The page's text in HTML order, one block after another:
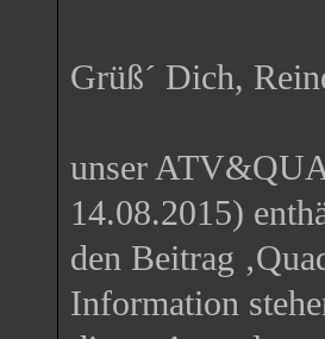
Grüß´ Dich,
unser
14.08.2015)
den Beitrag
Information